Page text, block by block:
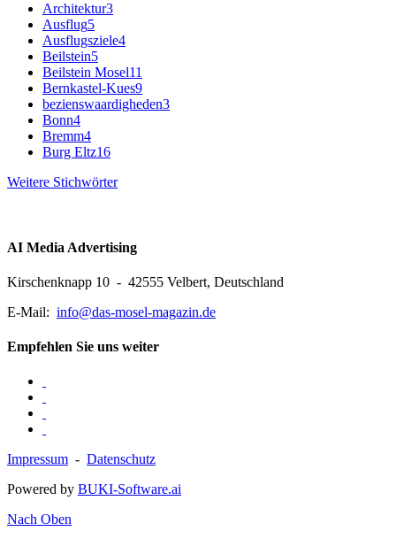
Architektur3
Ausflug5
Ausflugsziele4
Beilstein5
Beilstein Mosel11
Bernkastel-Kues9
bezienswaardigheden3
Bonn4
Bremm4
Burg Eltz16
Weitere Stichwörter
AI Media Advertising
Kirschenknapp 10 - 42555 Velbert, Deutschland
E-Mail: info@das-mosel-magazin.de
Empfehlen Sie uns weiter
Impressum - Datenschutz
Powered by BUKI-Software.ai
Nach Oben